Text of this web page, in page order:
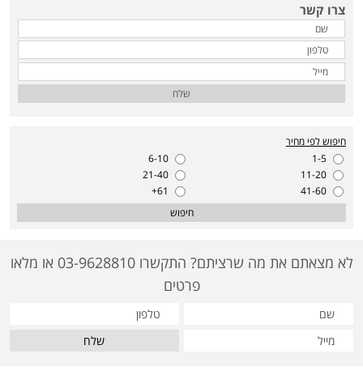
צרו קשר
שלח
חיפוש לפי מחיר
1-5
6-10
11-20
21-40
41-60
61+
חיפוש
לא מצאתם את מה שרציתם? התקשרו 03-9628810 או מלאו
פרטים
שלח